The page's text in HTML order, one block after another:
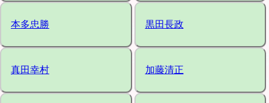
本多忠勝 黒田長政
真田幸村 加藤清正